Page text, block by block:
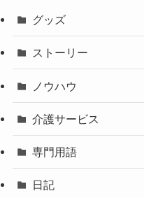
グッズ
ストーリー
ノウハウ
介護サービス
専門用語
日記